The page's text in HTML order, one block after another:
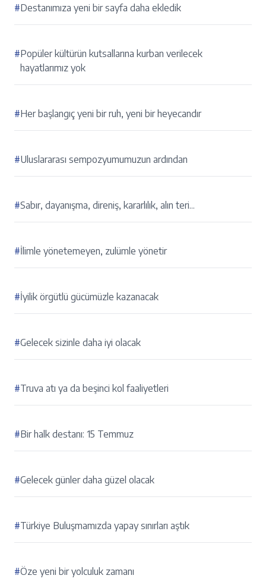
#Destanımıza yeni bir sayfa daha ekledik
#Popüler kültürün kutsallarına kurban verilecek
hayatlarımız yok
#Her başlangıç yeni bir ruh, yeni bir heyecandır
#Uluslararası sempozyumumuzun ardından
#Sabır, dayanışma, direniş, kararlılık, alın teri...
#İlimle yönetemeyen, zulümle yönetir
#İyilik örgütlü gücümüzle kazanacak
#Gelecek sizinle daha iyi olacak
#Truva atı ya da beşinci kol faaliyetleri
#Bir halk destanı: 15 Temmuz
#Gelecek günler daha güzel olacak
#Türkiye Buluşmamızda yapay sınırları aştık
#Öze yeni bir yolculuk zamanı